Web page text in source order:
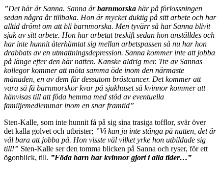
”Det här är Sanna. Sanna ärbarnmorska här på förlossningen
sedan några år tillbaka. Hon är mycket duktig på sitt arbete och har
alltid drömt om att bli barnmorska. Men tyvärr så har Sanna blivit
sjuk av sitt arbete. Hon har arbetat treskift sedan hon anställdes och
har inte hunnit återhämtat sig mellan arbetspassen så nu har hon
drabbats av en utmattningsdepression. Sanna kommer inte att jobba
på länge efter den här natten. Kanske aldrig mer. Tre av Sannas
kollegor kommer att möta samma öde inom den närmaste
månaden, en av dem får dessutom bröstcancer. Det kommer att
vara så få barnmorskor kvar på sjukhuset så kvinnor kommer att
hänvisas till att föda hemma med stöd av eventuella
familjemedlemmar inom en snar framtid”
Sten-Kalle, som inte hunnit få på sig sina trasiga tofflor, svär över
det kalla golvet och utbrister; ”Vi kan ju inte stänga på natten, det är
väl bara att jobba på. Hon visste väl vilket yrke hon utbildade sig
till!” Sten-Kalle ser den tomma blicken på Sanna och ryser, för ett
ögonblick, till. ”Föda barn har kvinnor gjort i alla tider…”